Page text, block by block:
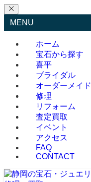
MENU
ホーム
宝石から探す
喜平
ブライダル
オーダーメイド
修理
リフォーム
査定買取
イベント
アクセス
FAQ
CONTACT